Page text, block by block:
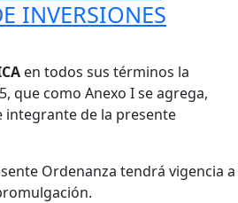
INVERSIONES
en todos sus términos la
que como Anexo I se agrega,
de la presente
Ordenanza tendrá vigencia a